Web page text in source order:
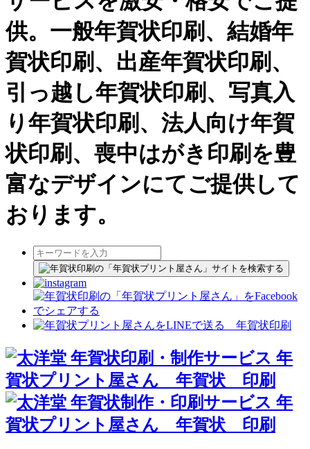
供。一般年賀状印刷、結婚年
賀状印刷、出産年賀状印刷、
引っ越し年賀状印刷、写真入
り年賀状印刷、法人向け年賀
状印刷、喪中はがき印刷を豊
富なデザインにてご提供して
おります。